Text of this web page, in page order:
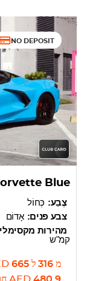
NO DEPOSIT
Blue
צֶבַע: כְּחוֹל
צבע פנים: אָדוֹם
מהירות
קמ"ש
מ 316 ל 665